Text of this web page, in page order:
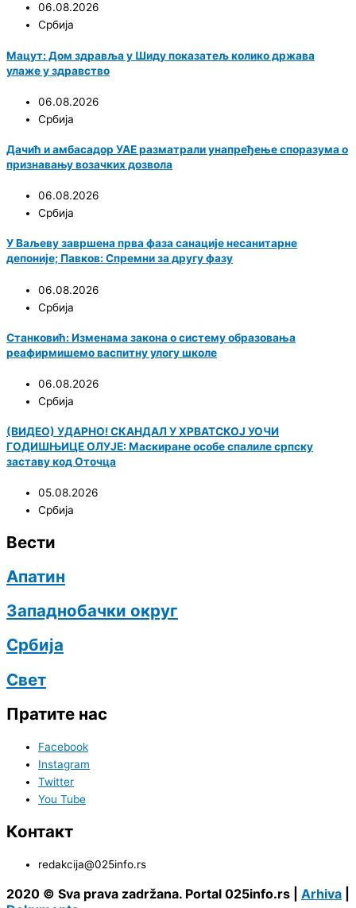
06.08.2026
Србија
Мацут: Дом здравља у Шиду показатељ колико држава
улаже у здравство
06.08.2026
Србија
Дачић и амбасадор УАЕ разматрали унапређење споразума о
признавању возачких дозвола
06.08.2026
Србија
У Ваљеву завршена прва фаза санације несанитарне
депоније; Павков: Спремни за другу фазу
06.08.2026
Србија
Станковић: Изменама закона о систему образовања
реафирмишемо васпитну улогу школе
06.08.2026
Србија
(ВИДЕО) УДАРНО! СКАНДАЛ У ХРВАТСКОЈ УОЧИ
ГОДИШЊИЦЕ ОЛУЈЕ: Маскиране особе спалиле српску
заставу код Оточца
05.08.2026
Србија
Вести
Апатин
Западнобачки округ
Србија
Свет
Пратите нас
Facebook
Instagram
Twitter
You Tube
Контакт
redakcija@025info.rs
2020 © Sva prava zadržana. Portal 025info.rs | Arhiva